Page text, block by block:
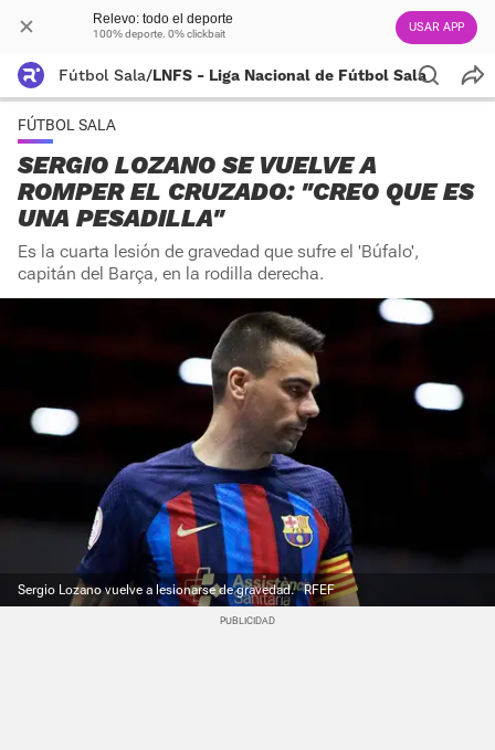
Relevo: todo el deporte
100% deporte. 0% clickbait USAR APP
Fútbol Sala/LNFS - Liga Nacional de Fútbol Sala
FÚTBOL SALA
SERGIO LOZANO SE VUELVE A
ROMPER EL CRUZADO: "CREO QUE ES
UNA PESADILLA"
Es la cuarta lesión de gravedad que sufre el 'Búfalo',
capitán del Barça, en la rodilla derecha.
Sergio Lozano vuelve a lesionarse de gravedad. RFEF